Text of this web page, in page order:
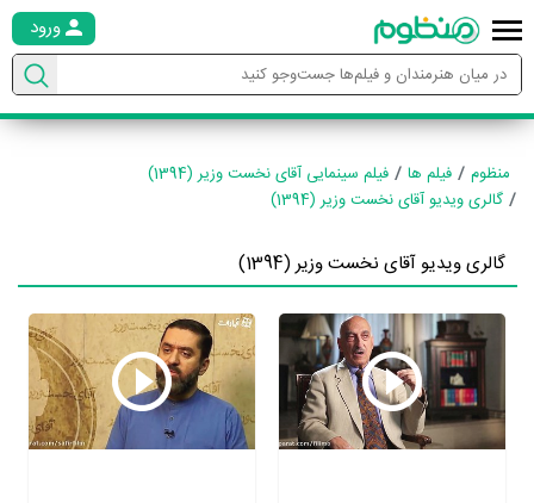
ورود
منظوم فیلم ها
فیلم سینمایی آقای نخست وزیر (1394)
گالری ویدیو آقای نخست وزیر (1394)
گالری ویدیو آقای نخست وزیر (1394)